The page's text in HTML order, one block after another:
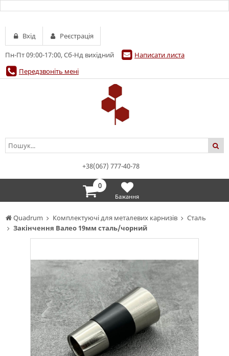
Quadrum Комплектуючі для металевих карнизів
Сталь
Закінчення Валео 19мм сталь/чорний
Пн-Пт 09:00-17:00, Сб-Нд вихідний
Написати листа
Передзвоніть мені
Вхід Реєстрація
+38(067) 777-40-78
0
Бажання